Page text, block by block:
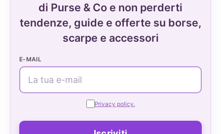
di Purse & Co e non perderti
tendenze, guide e offerte su borse,
scarpe e accessori
E-MAIL
Privacy policy.